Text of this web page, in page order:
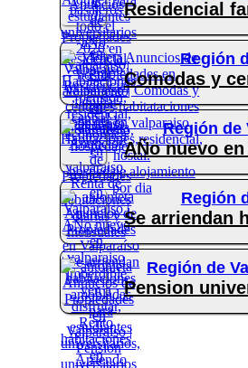
Residencial
Región
Comodas y
Región
AÑo nuevo
Región
Se arriendan
Región de
Pension